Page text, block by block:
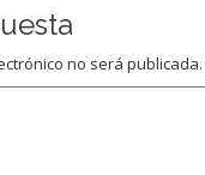
no será publicada.